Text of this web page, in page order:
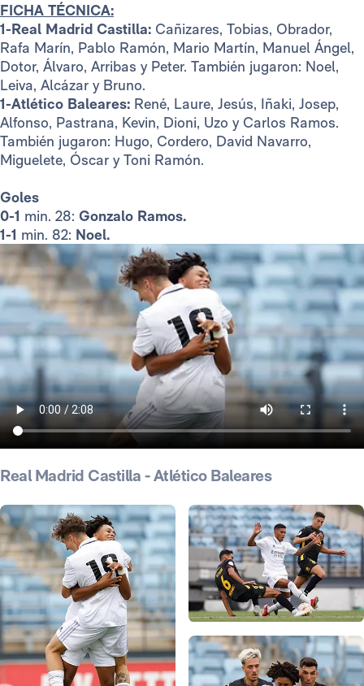
FICHA TÉCNICA:
1-Real Madrid Castilla: Cañizares, Tobias, Obrador,
Rafa Marín, Pablo Ramón, Mario Martín, Manuel Ángel,
Dotor, Álvaro, Arribas y Peter. También jugaron: Noel,
Leiva, Alcázar y Bruno.
1-Atlético Baleares: René, Laure, Jesús, Iñaki, Josep,
Alfonso, Pastrana, Kevin, Dioni, Uzo y Carlos Ramos.
También jugaron: Hugo, Cordero, David Navarro,
Miguelete, Óscar y Toni Ramón.
Goles
0-1 min. 28: Gonzalo Ramos.
1-1 min. 82: Noel.
Real Madrid Castilla - Atlético Baleares